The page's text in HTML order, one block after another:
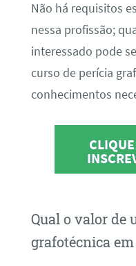
Não há requisitos
nessa profissão;
interessado pode
curso de perícia
conhecimentos
Qual o valor de
grafotécnica